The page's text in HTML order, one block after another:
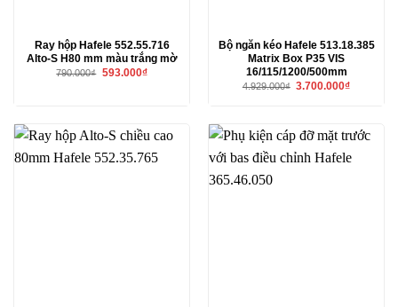
Ray hộp Hafele 552.55.716
Alto-S H80 mm màu trắng mờ
790.000₫ Giá
593.000₫Giá
Bộ ngăn kéo Hafele 513.18.385
Matrix Box P35 VIS
16/115/1200/500mm
4.929.000₫ Giá
3.700.000₫Giá